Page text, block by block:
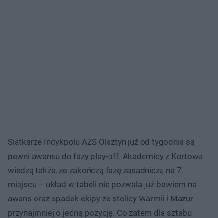
Siatkarze Indykpolu AZS Olsztyn już od tygodnia są
pewni awansu do fazy play-off. Akademicy z Kortowa
wiedzą także, że zakończą fazę zasadniczą na 7.
miejscu – układ w tabeli nie pozwala już bowiem na
awans oraz spadek ekipy ze stolicy Warmii i Mazur
przynajmniej o jedną pozycję. Co zatem dla sztabu